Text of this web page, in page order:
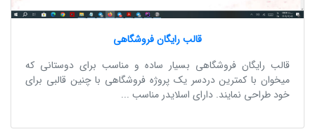
قالب رایگان فروشگاهی
قالب رایگان فروشگاهی بسیار ساده و مناسب برای دوستانی که
میخوان با کمترین دردسر یک پروژه فروشگاهی با چنین قالبی برای
خود طراحی نمایند. دارای اسلایدر مناسب ...